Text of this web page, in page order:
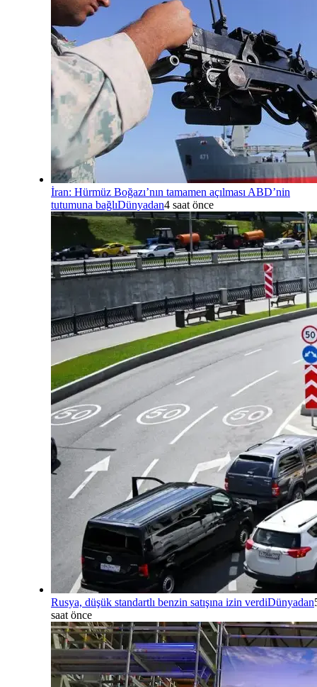
İran: Hürmüz Boğazı’nın tamamen açılması ABD’nin
tutumuna bağlıDünyadan4 saat önce
Rusya, düşük standartlı benzin satışına izin verdiDünyadan
saat önce